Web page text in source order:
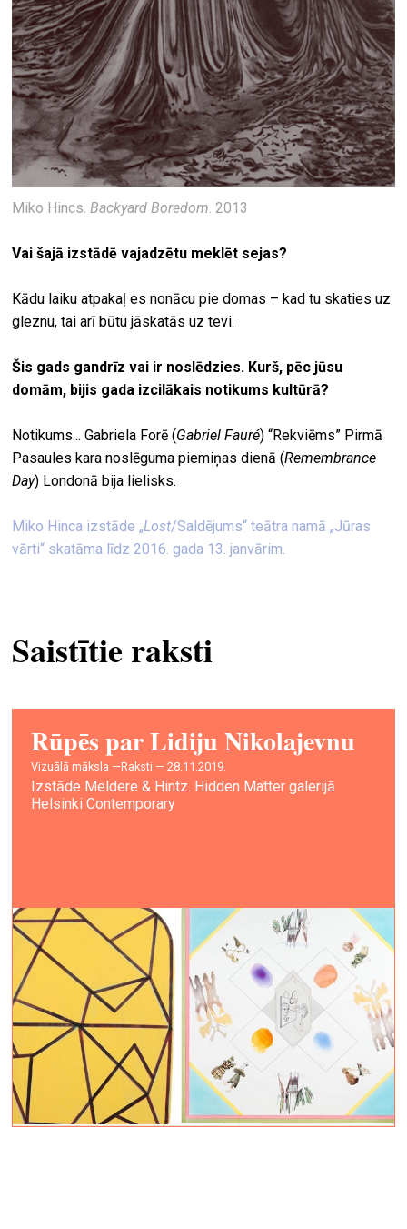
Miko Hincs.Backyard Boredom. 2013
Vai šajā izstādē vajadzētu meklēt sejas?
Kādu laiku atpakaļ es nonācu pie domas – kad tu skaties uz
gleznu, tai arī būtu jāskatās uz tevi.
Šis gads gandrīz vai ir noslēdzies. Kurš, pēc jūsu
domām, bijis gada izcilākais notikums kultūrā?
Notikums... Gabriela Forē (Gabriel Fauré) “Rekviēms” Pirmā
Pasaules kara noslēguma piemiņas dienā (Remembrance
Day) Londonā bija lielisks.
Miko Hinca izstāde „Lost/Saldējums“ teātra namā „Jūras
vārti“ skatāma līdz 2016. gada 13. janvārim.
Saistītie raksti
Rūpēs par Lidiju Nikolajevnu
vizuālā māksla —Raksti — 28.11.2019.
Izstāde Meldere & Hintz. Hidden Matter galerijā
Helsinki Contemporary